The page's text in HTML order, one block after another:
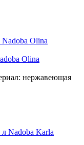
Olina
нержавеющая